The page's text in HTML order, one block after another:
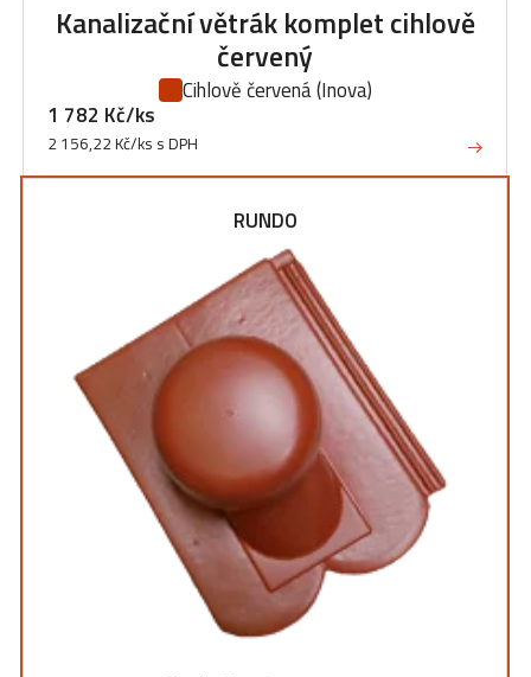
Kanalizační větrák komplet cihlově
červený
Cihlově červená(Inova)
1 782 Kč/ks
2 156,22 Kč/ks s DPH
RUNDO